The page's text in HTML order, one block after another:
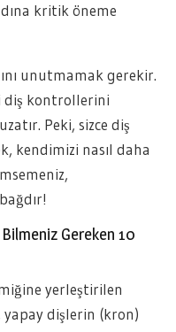
kritik öneme
unutmamak gerekir.
diş kontrollerini
Peki, sizce diş
kendimizi nasıl daha
Gereken 10
yerleştirilen
dişlerin (kron)